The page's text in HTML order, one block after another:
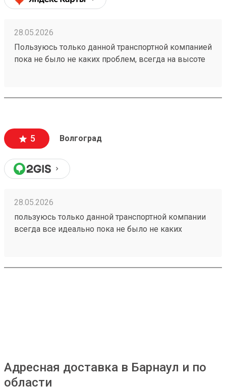
Новосибирска.
28.05.2026
Пользуюсь только данной транспортной компанией
пока не было не каких проблем, всегда на высоте
5 Волгоград
28.05.2026
пользуюсь только данной транспортной компании
всегда все идеально пока не было не каких
Адресная доставка в Барнаул и по
области